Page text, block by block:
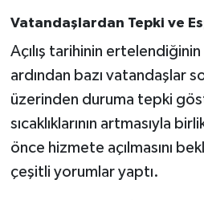
Vatandaşlardan Tepki ve
Açılış tarihinin ertelendiğinin
ardından bazı vatandaşlar
üzerinden duruma tepki
sıcaklıklarının artmasıyla
önce hizmete açılmasını
çeşitli yorumlar yaptı.